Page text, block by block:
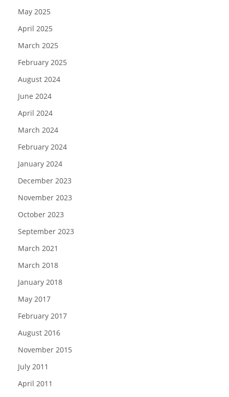
May 2025
April 2025
March 2025
February 2025
August 2024
June 2024
April 2024
March 2024
February 2024
January 2024
December 2023
November 2023
October 2023
September 2023
March 2021
March 2018
January 2018
May 2017
February 2017
August 2016
November 2015
July 2011
April 2011